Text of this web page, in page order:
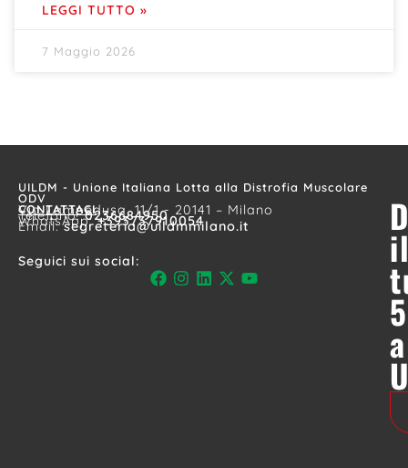
LEGGI TUTTO »
7 Maggio 2026
UILDM - Unione Italiana Lotta alla Distrofia Muscolare
ODV
CONTATTACI
Via Lampedusa, 11/1 - 20141 – Milano
Telefono:0236684950
WhatsApp:+393737910054
Email:segreteria@uildmmilano.it
Seguici sui social:
a